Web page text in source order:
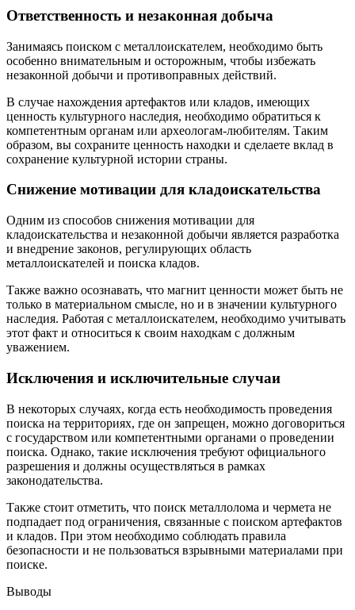
Ответственность и незаконная добыча
Занимаясь поиском с металлоискателем, необходимо быть
особенно внимательным и осторожным, чтобы избежать
незаконной добычи и противоправных действий.
В случае нахождения артефактов или кладов, имеющих
ценность культурного наследия, необходимо обратиться к
компетентным органам или археологам-любителям. Таким
образом, вы сохраните ценность находки и сделаете вклад в
сохранение культурной истории страны.
Снижение мотивации для кладоискательства
Одним из способов снижения мотивации для
кладоискательства и незаконной добычи является разработка
и внедрение законов, регулирующих область
металлоискателей и поиска кладов.
Также важно осознавать, что магнит ценности может быть не
только в материальном смысле, но и в значении культурного
наследия. Работая с металлоискателем, необходимо учитывать
этот факт и относиться к своим находкам с должным
уважением.
Исключения и исключительные случаи
В некоторых случаях, когда есть необходимость проведения
поиска на территориях, где он запрещен, можно договориться
с государством или компетентными органами о проведении
поиска. Однако, такие исключения требуют официального
разрешения и должны осуществляться в рамках
законодательства.
Также стоит отметить, что поиск металлолома и чермета не
подпадает под ограничения, связанные с поиском артефактов
и кладов. При этом необходимо соблюдать правила
безопасности и не пользоваться взрывными материалами при
поиске.
Выводы